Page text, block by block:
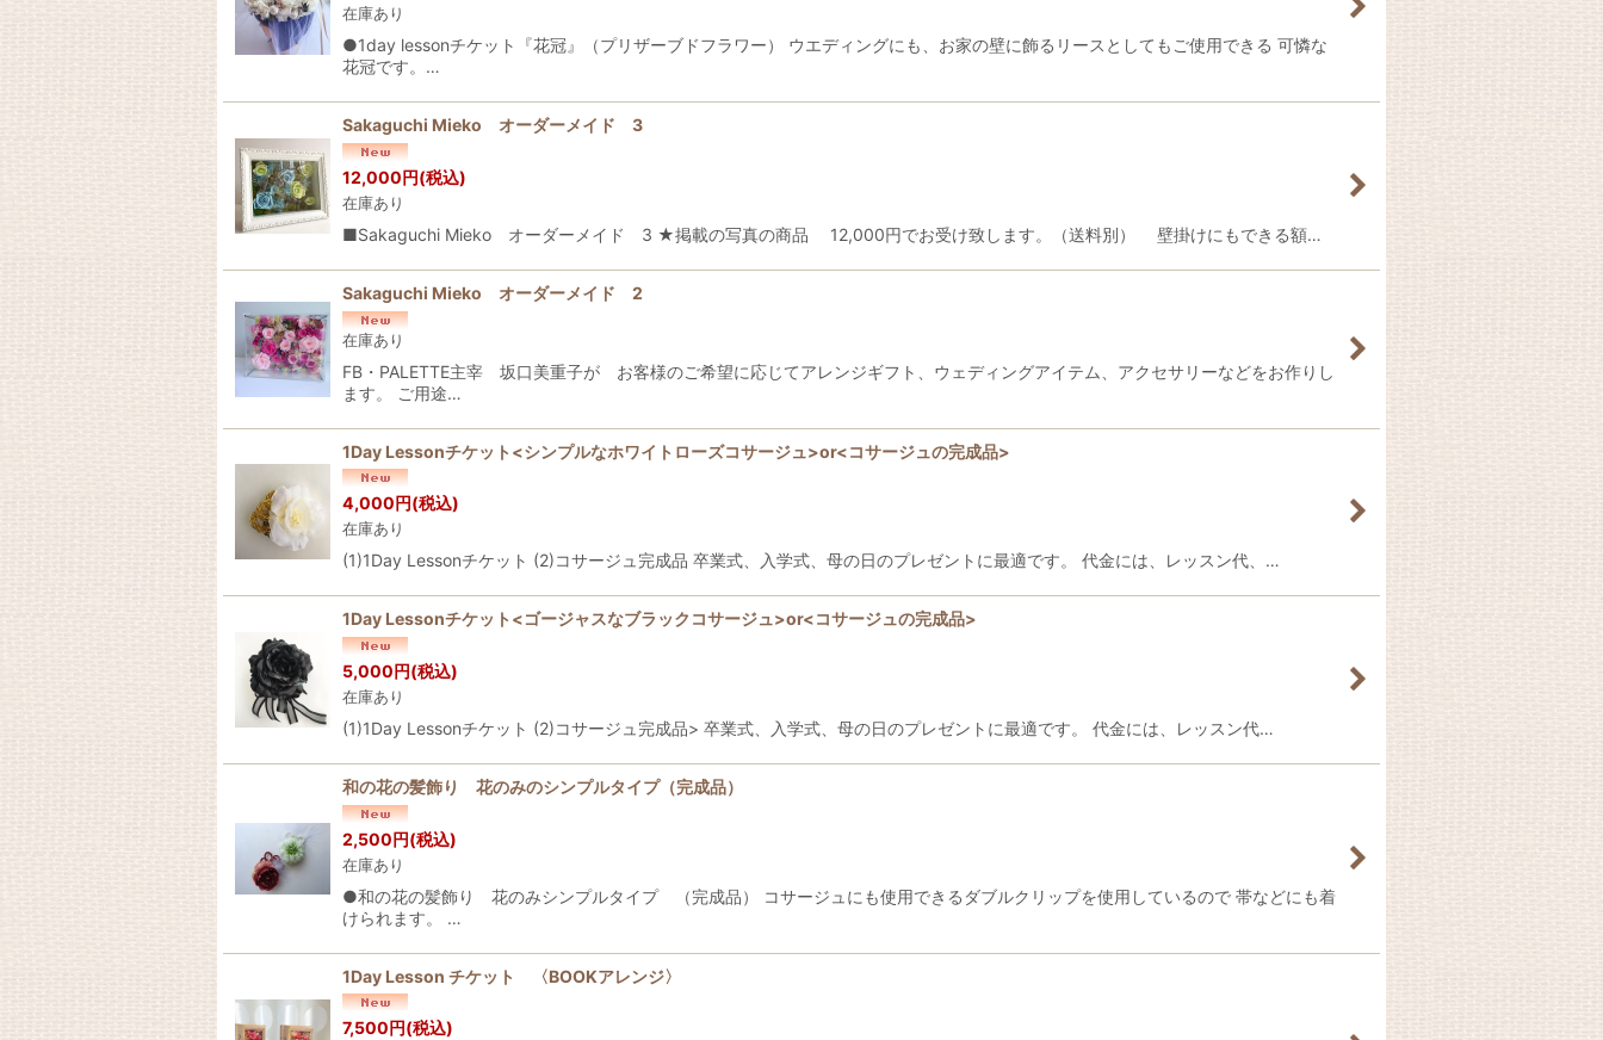
在庫あり
●1day lessonチケット『花冠』（プリザーブドフラワー） ウエディングにも、お家の壁に飾るリースとしてもご使用できる 可憐な
花冠です。…
Sakaguchi Mieko オーダーメイド 3
12,000円(税込)
在庫あり
■Sakaguchi Mieko オーダーメイド 3 ★掲載の写真の商品 12,000円でお受け致します。（送料別） 壁掛けにもできる額…
Sakaguchi Mieko オーダーメイド 2
在庫あり
FB・PALETTE主宰 坂口美重子が お客様のご希望に応じてアレンジギフト、ウェディングアイテム、アクセサリーなどをお作りし
ます。 ご用途…
1Day Lessonチケット<シンプルなホワイトローズコサージュ>or<コサージュの完成品>
4,000円(税込)
在庫あり
(1)1Day Lessonチケット (2)コサージュ完成品 卒業式、入学式、母の日のプレゼントに最適です。 代金には、レッスン代、…
1Day Lessonチケット<ゴージャスなブラックコサージュ>or<コサージュの完成品>
5,000円(税込)
在庫あり
(1)1Day Lessonチケット (2)コサージュ完成品> 卒業式、入学式、母の日のプレゼントに最適です。 代金には、レッスン代…
和の花の髪飾り 花のみのシンプルタイプ（完成品）
2,500円(税込)
在庫あり
●和の花の髪飾り 花のみシンプルタイプ （完成品） コサージュにも使用できるダブルクリップを使用しているので 帯などにも着
けられます。 …
1Day Lesson チケット 〈BOOKアレンジ〉
7,500円(税込)